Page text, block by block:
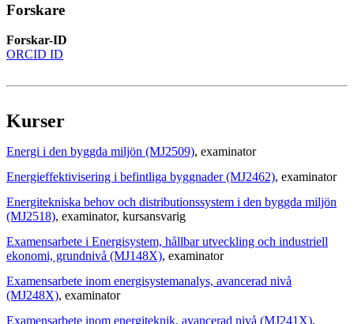
Forskare
Forskar-ID
ORCID ID
Kurser
Energi i den byggda miljön (MJ2509), examinator
Energieffektivisering i befintliga byggnader (MJ2462), examinator
Energitekniska behov och distributionssystem i den byggda miljön
(MJ2518), examinator, kursansvarig
Examensarbete i Energisystem, hållbar utveckling och industriell
ekonomi, grundnivå (MJ148X), examinator
Examensarbete inom energisystemanalys, avancerad nivå
(MJ248X), examinator
Examensarbete inom energiteknik, avancerad nivå (MJ241X),